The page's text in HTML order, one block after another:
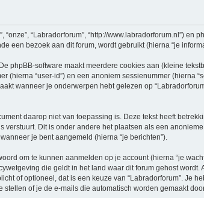
“Labradorforum”, “http://www.labradorforum.nl”) en
een bezoek aan dit forum, wordt gebruikt (hierna “je
phpBB-software maakt meerdere cookies aan (kleine
“user-id”) en een anoniem sessienummer (hierna
wanneer je onderwerpen hebt gelezen op
daarop niet van toepassing is. Deze tekst heeft
Dit is onder andere het plaatsen als een
je bent aangemeld (hierna “je berichten”).
om te kunnen aanmelden op je account (hierna “je
die geldt in het land waar dit forum gehost wordt.
of optioneel, dat is een keuze van “Labradorforum”. Je
of je de e-mails die automatisch worden gemaakt